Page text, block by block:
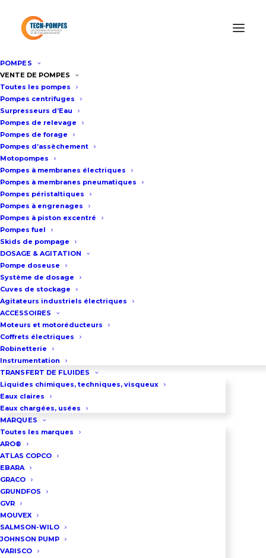
POMPES
VENTE DE POMPES
Toutes les pompes
Pompes centrifuges
Surpresseurs d’Eau
Pompes de relevage
Pompes de forage
Pompes d’assèchement
Motopompes
Pompes à membranes électriques
Pompes à membranes pneumatiques
Pompes péristaltiques
Pompes à engrenages
Pompes à piston excentré
Pompes fuel
Skids de pompage
DOSAGE & AGITATION
Pompe doseuse
Système de dosage
Cuves de stockage
Agitateurs industriels électriques
ACCESSOIRES
Moteurs et motoréducteurs
Coffrets électriques
Robinetterie
Instrumentation
TRANSFERT DE FLUIDES
Liquides chimiques, techniques, visqueux
Eaux claires
Eaux chargées, usées
MARQUES
Toutes les marques
ARO®
ATLAS COPCO
EBARA
GRACO
GRUNDFOS
GVR
MOUVEX
SALMSON-WILO
JOHNSON PUMP
VARISCO
Accueil /Location de pompes
Location pompe de surpression 15m3/h – 6bar
Location pompe de surpression
15m3/h – 6bar
Fiche technique
Construction inox
Moteur 2,2 Kw équipé d’un
variateur de fréquence alimenté
en 230V monophasé
Débit maxi : 15 m3/h
Pression maxi : 6,3 bar
Raccordement par brides ou par
raccords symétriques DN40.
Ce surpresseur équipé d’un
variateur de fréquence est asservi
à une sonde 4-20 mA. Son
accélération est progressive et sa
besoin.
vannes d’arrêt, d’un Clapet Anti
24 litres